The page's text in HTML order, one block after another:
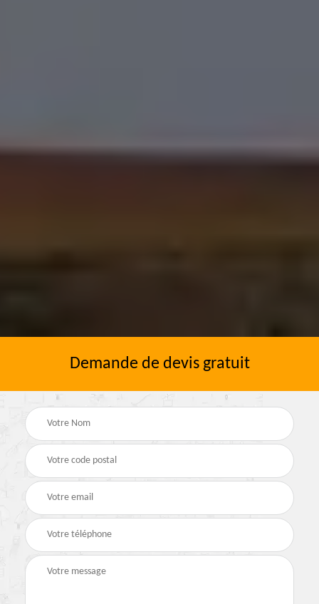
Demande de devis gratuit